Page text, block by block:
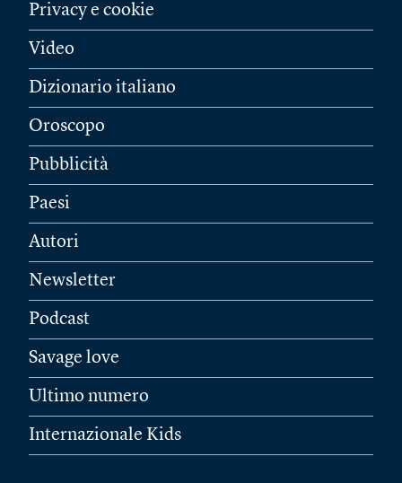
Privacy e cookie
Video
Dizionario italiano
Oroscopo
Pubblicità
Paesi
Autori
Newsletter
Podcast
Savage love
Ultimo numero
Internazionale Kids